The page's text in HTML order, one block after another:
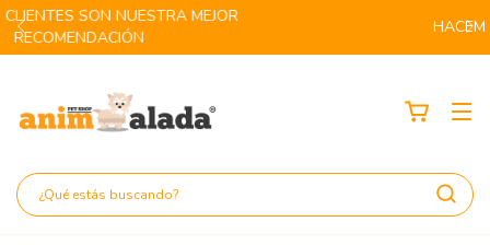
HACEMOS ENVIOS A TODO EL PAIS